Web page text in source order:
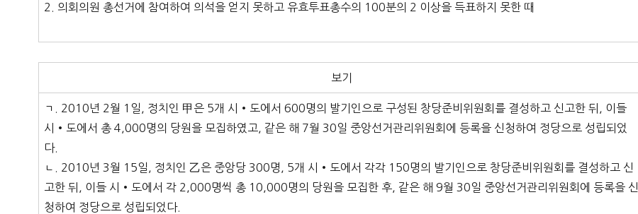
2. 의회의원 총선거에 참여하여 의석을 얻지 못하고 유효투표총수의 100분의 2 이상을 득표하지 못한 때
보기
ㄱ. 2010년 2월 1일, 정치인 甲은 5개 시•도에서 600명의 발기인으로 구성된 창당준비위원회를 결성하고 신고한 뒤, 이들
시•도에서 총 4,000명의 당원을 모집하였고, 같은 해 7월 30일 중앙선거관리위원회에 등록을 신청하여 정당으로 성립되었
다.
ㄴ. 2010년 3월 15일, 정치인 乙은 중앙당 300명, 5개 시•도에서 각각 150명의 발기인으로 창당준비위원회를 결성하고 신
고한 뒤, 이들 시•도에서 각 2,000명씩 총 10,000명의 당원을 모집한 후, 같은 해 9월 30일 중앙선거관리위원회에 등록을 신
청하여 정당으로 성립되었다.